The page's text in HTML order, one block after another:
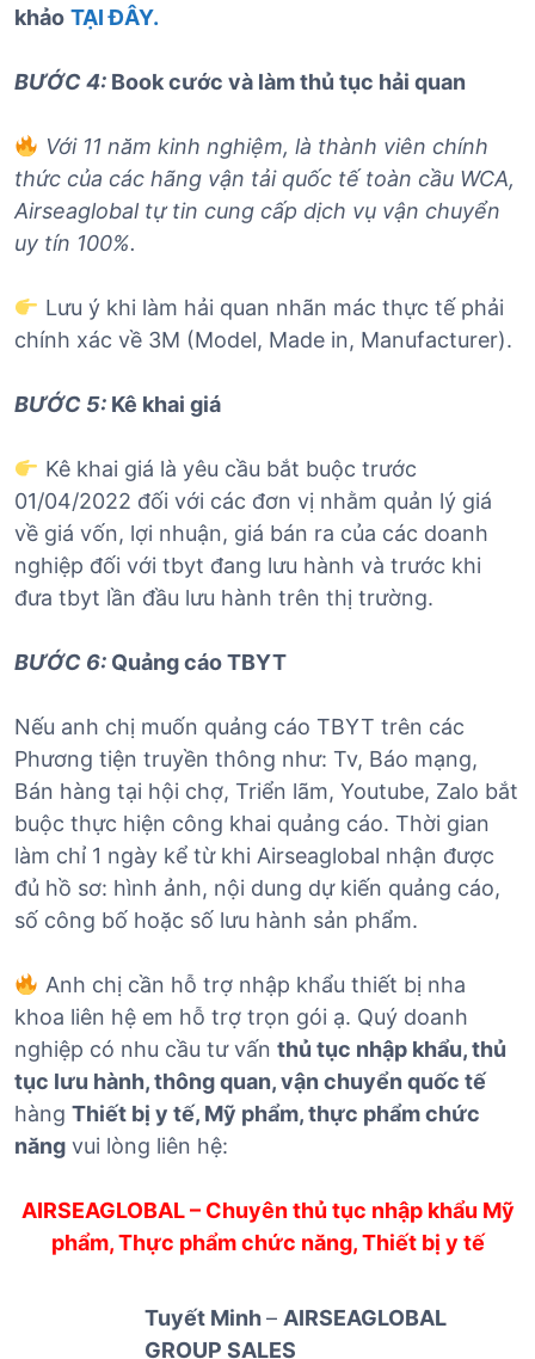
khảo TẠI ĐÂY.
BƯỚC 4: Book cước và làm thủ tục hải quan
Với 11 năm kinh nghiệm, là thành viên chính
thức của các hãng vận tải quốc tế toàn cầu WCA,
Airseaglobal tự tin cung cấp dịch vụ vận chuyển
uy tín 100%.
Lưu ý khi làm hải quan nhãn mác thực tế phải
chính xác về 3M (Model, Made in, Manufacturer).
BƯỚC 5: Kê khai giá
Kê khai giá là yêu cầu bắt buộc trước
01/04/2022 đối với các đơn vị nhằm quản lý giá
về giá vốn, lợi nhuận, giá bán ra của các doanh
nghiệp đối với tbyt đang lưu hành và trước khi
đưa tbyt lần đầu lưu hành trên thị trường.
BƯỚC 6: Quảng cáo TBYT
Nếu anh chị muốn quảng cáo TBYT trên các
Phương tiện truyền thông như: Tv, Báo mạng,
Bán hàng tại hội chợ, Triển lãm, Youtube, Zalo bắt
buộc thực hiện công khai quảng cáo. Thời gian
làm chỉ 1 ngày kể từ khi Airseaglobal nhận được
đủ hồ sơ: hình ảnh, nội dung dự kiến quảng cáo,
số công bố hoặc số lưu hành sản phẩm.
Anh chị cần hỗ trợ nhập khẩu thiết bị nha
khoa liên hệ em hỗ trợ trọn gói ạ. Quý doanh
nghiệp có nhu cầu tư vấn thủ tục nhập khẩu, thủ
tục lưu hành, thông quan, vận chuyển quốc tế
hàng Thiết bị y tế, Mỹ phẩm, thực phẩm chức
năng vui lòng liên hệ:
AIRSEAGLOBAL – Chuyên thủ tục nhập khẩu Mỹ
phẩm, Thực phẩm chức năng, Thiết bị y tế
Tuyết Minh– AIRSEAGLOBAL
GROUP SALES